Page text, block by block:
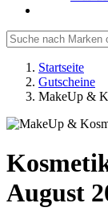
Startseite
Gutscheine
MakeUp &
August